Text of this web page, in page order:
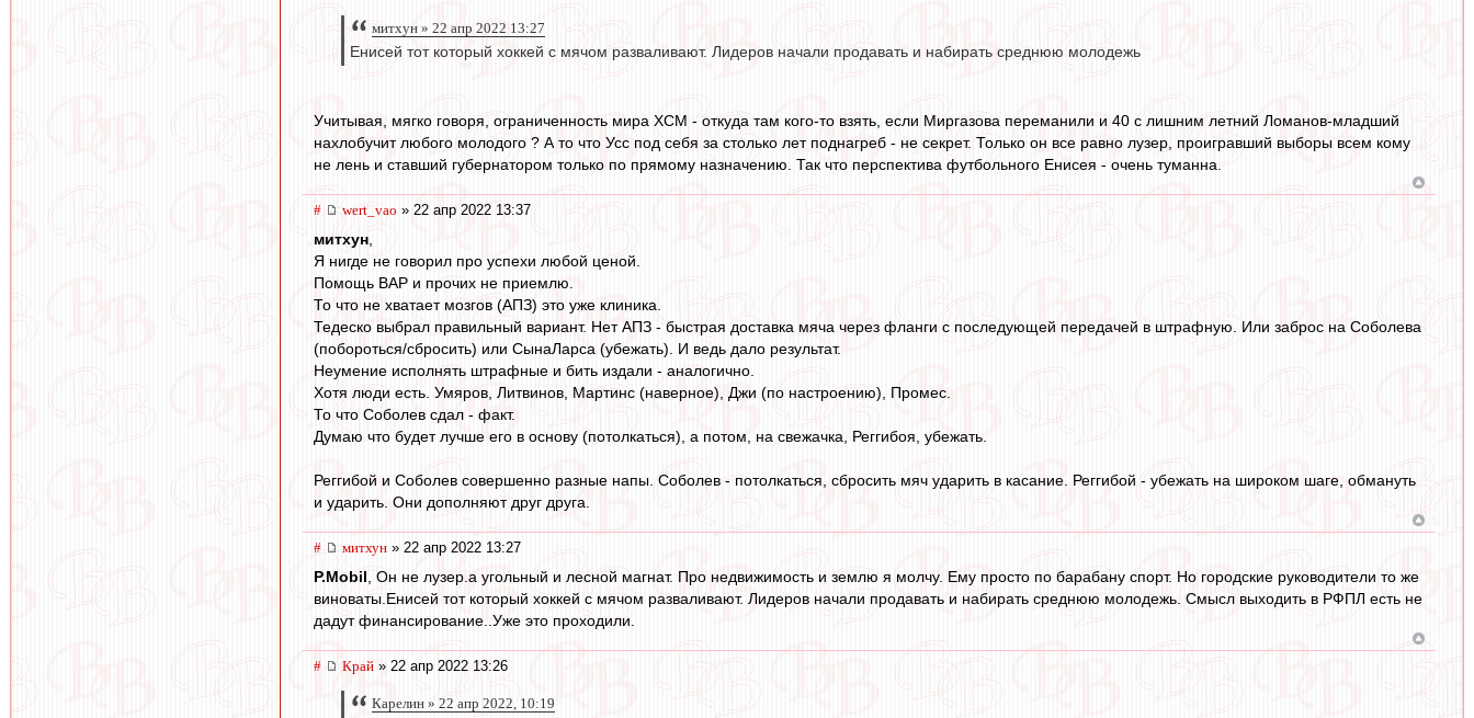
митхун » 22 апр 2022 13:27
Енисей тот который хоккей с мячом разваливают. Лидеров начали продавать и набирать среднюю молодежь
Учитывая, мягко говоря, ограниченность мира ХСМ - откуда там кого-то взять, если Миргазова переманили и 40 с лишним летний Ломанов-младший
нахлобучит любого молодого ? А то что Усс под себя за столько лет поднагреб - не секрет. Только он все равно лузер, проигравший выборы всем кому
не лень и ставший губернатором только по прямому назначению. Так что перспектива футбольного Енисея - очень туманна.
# wert_vao » 22 апр 2022 13:37
митхун
Я нигде не говорил про успехи любой ценой.
Помощь ВАР и прочих не приемлю.
То что не хватает мозгов (АПЗ) это уже клиника.
Тедеско выбрал правильный вариант. Нет АПЗ - быстрая доставка мяча через фланги с последующей передачей в штрафную. Или заброс на Соболева
(побороться/сбросить) или СынаЛарса (убежать). И ведь дало результат.
Неумение исполнять штрафные и бить издали - аналогично.
Хотя люди есть. Умяров, Литвинов, Мартинс (наверное), Джи (по настроению), Промес.
То что Соболев сдал - факт.
Думаю что будет лучше его в основу (потолкаться), а потом, на свежачка, Реггибоя, убежать.
Реггибой и Соболев совершенно разные напы. Соболев - потолкаться, сбросить мяч ударить в касание. Реггибой - убежать на широком шаге, обмануть
и ударить. Они дополняют друг друга.
# митхун » 22 апр 2022 13:27
P.Mobil , Он не лузер.а угольный и лесной магнат. Про недвижимость и землю я молчу. Ему просто по барабану спорт. Но городские руководители то же
виноваты.Енисей тот который хоккей с мячом разваливают. Лидеров начали продавать и набирать среднюю молодежь. Смысл выходить в РФПЛ есть не
дадут финансирование..Уже это проходили.
# Край » 22 апр 2022 13:26
Карелин » 22 апр 2022, 10:19